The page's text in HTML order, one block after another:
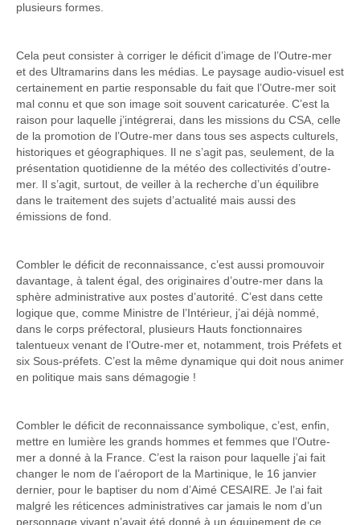
plusieurs formes.
Cela peut consister à corriger le déficit d’image de l’Outre-mer
et des Ultramarins dans les médias. Le paysage audio-visuel est
certainement en partie responsable du fait que l’Outre-mer soit
mal connu et que son image soit souvent caricaturée. C’est la
raison pour laquelle j’intégrerai, dans les missions du CSA, celle
de la promotion de l’Outre-mer dans tous ses aspects culturels,
historiques et géographiques. Il ne s’agit pas, seulement, de la
présentation quotidienne de la météo des collectivités d’outre-
mer. Il s’agit, surtout, de veiller à la recherche d’un équilibre
dans le traitement des sujets d’actualité mais aussi des
émissions de fond.
Combler le déficit de reconnaissance, c’est aussi promouvoir
davantage, à talent égal, des originaires d’outre-mer dans la
sphère administrative aux postes d’autorité. C’est dans cette
logique que, comme Ministre de l’Intérieur, j’ai déjà nommé,
dans le corps préfectoral, plusieurs Hauts fonctionnaires
talentueux venant de l’Outre-mer et, notamment, trois Préfets et
six Sous-préfets. C’est la même dynamique qui doit nous animer
en politique mais sans démagogie !
Combler le déficit de reconnaissance symbolique, c’est, enfin,
mettre en lumière les grands hommes et femmes que l’Outre-
mer a donné à la France. C’est la raison pour laquelle j’ai fait
changer le nom de l’aéroport de la Martinique, le 16 janvier
dernier, pour le baptiser du nom d’Aimé CESAIRE. Je l’ai fait
malgré les réticences administratives car jamais le nom d’un
personnage vivant n’avait été donné à un équipement de ce